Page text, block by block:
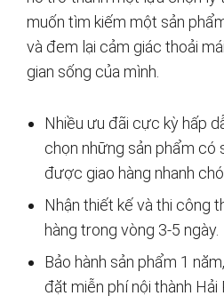
muốn tìm kiếm một sản
và đem lại cảm giác thoải
gian sống của mình.
Nhiều ưu đãi cực kỳ hấp
chọn những sản phẩm có
được giao hàng nhanh
Nhận thiết kế và thi công
hàng trong vòng 3-5 ngày.
Bảo hành sản phẩm 1
đặt miễn phí nội thành Hải